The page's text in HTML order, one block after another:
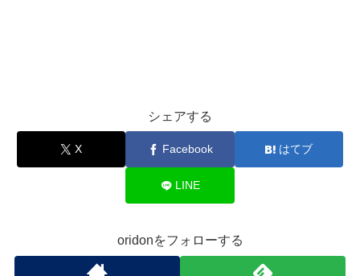
シェアする
X Facebook はてブ
LINE
oridonをフォローする